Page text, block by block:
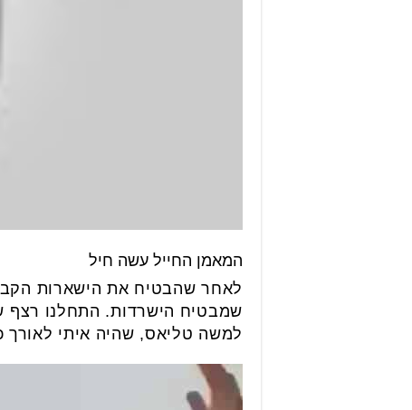
המאמן החייל עשה חיל
למשה טליאס, שהיה איתי לאורך